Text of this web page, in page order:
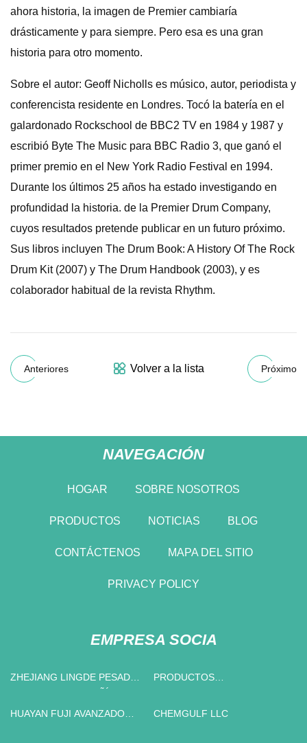
ahora historia, la imagen de Premier cambiaría
drásticamente y para siempre. Pero esa es una gran
historia para otro momento.
Sobre el autor: Geoff Nicholls es músico, autor, periodista y
conferencista residente en Londres. Tocó la batería en el
galardonado Rockschool de BBC2 TV en 1984 y 1987 y
escribió Byte The Music para BBC Radio 3, que ganó el
primer premio en el New York Radio Festival en 1994.
Durante los últimos 25 años ha estado investigando en
profundidad la historia. de la Premier Drum Company,
cuyos resultados pretende publicar en un futuro próximo.
Sus libros incluyen The Drum Book: A History Of The Rock
Drum Kit (2007) y The Drum Handbook (2003), y es
colaborador habitual de la revista Rhythm.
Anteriores Volver a la lista Próximo
NAVEGACIÓN
HOGAR SOBRE NOSOTROS
PRODUCTOS NOTICIAS BLOG
CONTÁCTENOS MAPA DEL SITIO
PRIVACY POLICY
EMPRESA SOCIA
ZHEJIANG LINGDE PESADO
LIMITADO.
PRODUCTOS
HUAYAN FUJI AVANZADO
CHEMGULF LLC